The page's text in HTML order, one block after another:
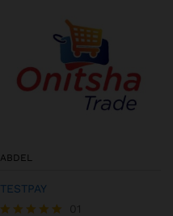
ABDEL
TESTPAY